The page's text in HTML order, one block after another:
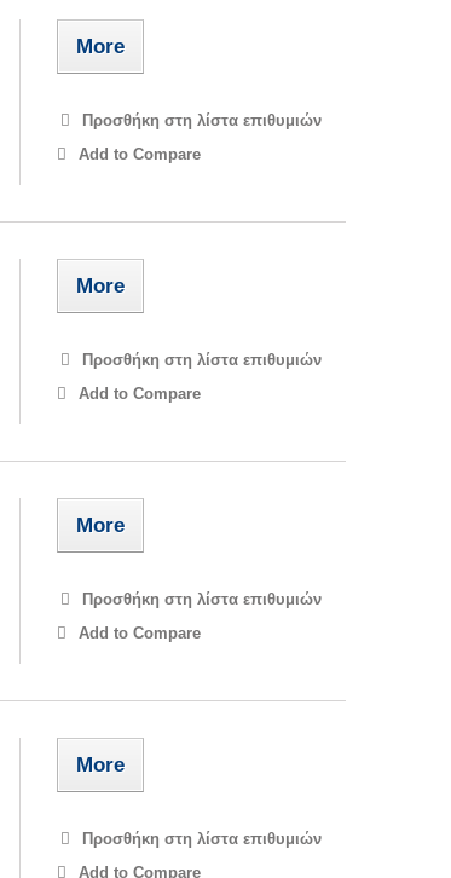
More
Προσθήκη στη λίστα επιθυμιών
Add to Compare
More
Προσθήκη στη λίστα επιθυμιών
Add to Compare
More
Προσθήκη στη λίστα επιθυμιών
Add to Compare
More
Προσθήκη στη λίστα επιθυμιών
Add to Compare